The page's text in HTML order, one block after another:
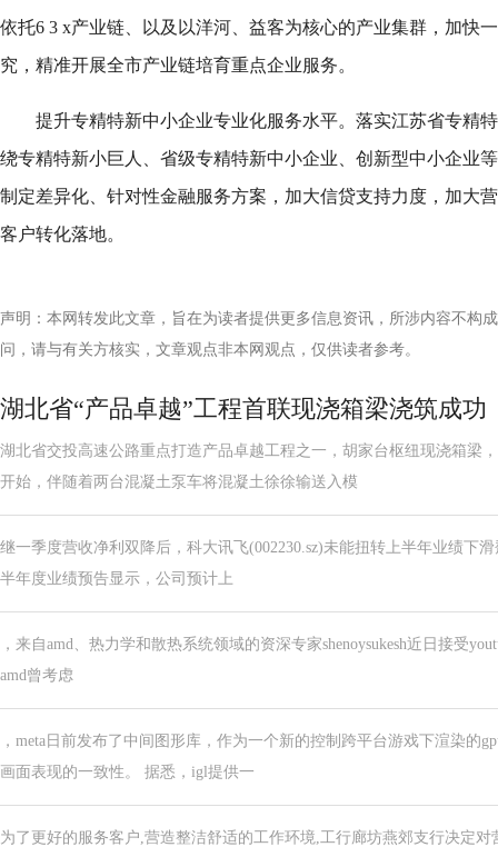
依托6 3 x产业链、以及以洋河、益客为核心的产业集群，加快
究，精准开展全市产业链培育重点企业服务。
提升专精特新中小企业专业化服务水平。落实江苏省专精
绕专精特新小巨人、省级专精特新中小企业、创新型中小企业
制定差异化、针对性金融服务方案，加大信贷支持力度，加大
客户转化落地。
声明：本网转发此文章，旨在为读者提供更多信息资讯，所涉内容不构
问，请与有关方核实，文章观点非本网观点，仅供读者参考。
湖北省“产品卓越”工程首联现浇箱梁浇筑成功
湖北省交投高速公路重点打造产品卓越工程之一，胡家台枢纽现浇箱梁
开始，伴随着两台混凝土泵车将混凝土徐徐输送入模
继一季度营收净利双降后，科大讯飞(002230.sz)未能扭转上半年业绩下
半年度业绩预告显示，公司预计上
，来自amd、热力学和散热系统领域的资深专家shenoysukesh近日接受
amd曾考虑
，meta日前发布了中间图形库，作为一个新的控制跨平台游戏下渲染的
画面表现的一致性。 据悉，igl提供一
为了更好的服务客户,营造整洁舒适的工作环境,工行廊坊燕郊支行决定